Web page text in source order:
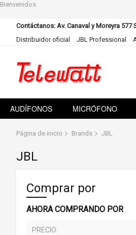
Bienvenidos
Contáctanos: Av. Canaval y Moreyra 577
Distribuidor oficial
JBL Professional
contenido
AUDÍFONOS MICRÓFONO
Página de inicio Brands JBL
JBL
Comprar por
AHORA COMPRANDO POR
PRECIO